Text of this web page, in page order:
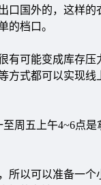
口国外的，这样
的档口。
有可能变成库存
方式都可以实现线
周五上午4~6点
所以可以准备一